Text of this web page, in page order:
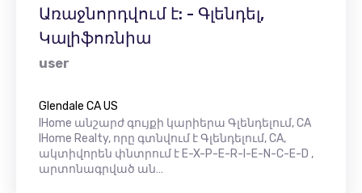
Առաջնորդվում է: - Գլենդել,
Կալիֆոռնիա
user
Glendale CA US
IHome անշարժ գույքի կարիերա Գլենդելում, CA
IHome Realty, որը գտնվում է Գլենդելում, CA,
ակտիվորեն փնտրում է E-X-P-E-R-I-E-N-C-E-D ,
արտոնագրված ան…